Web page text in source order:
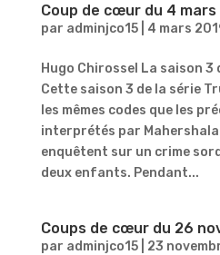
Coup de cœur du 4 mars
par adminjco15| 4 mars
Hugo Chirossel La saison 3
Cette saison 3 de la série
les mêmes codes que les
interprétés par
enquêtent sur un crime
deux enfants. Pendant...
Coups de cœur du 26
par adminjco15| 23